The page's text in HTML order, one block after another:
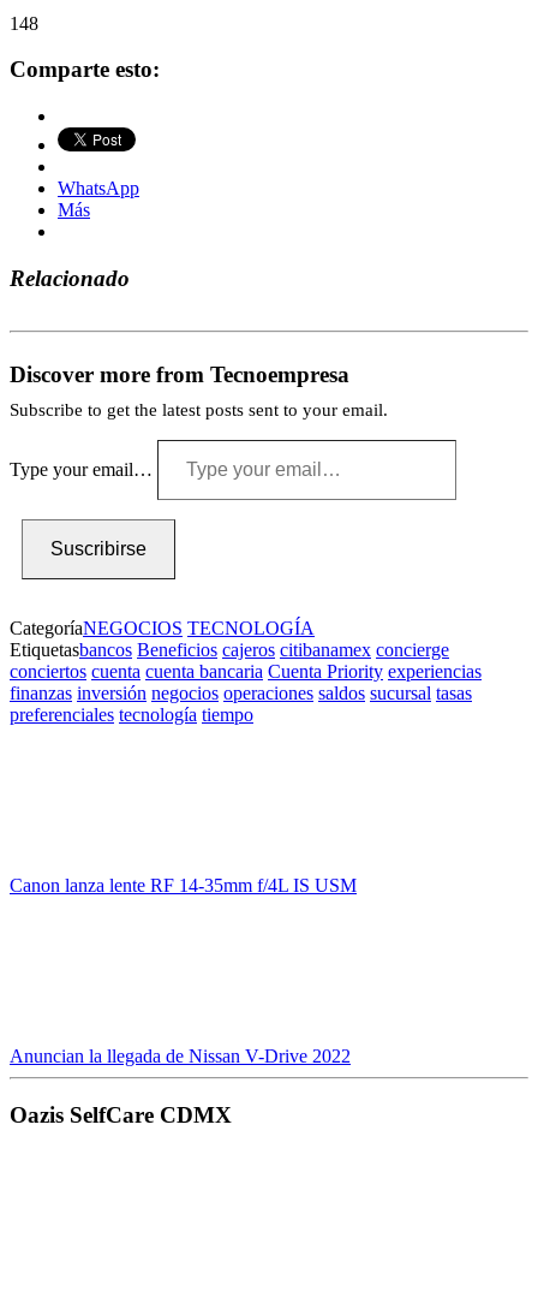
148
Comparte esto:
WhatsApp
Más
Relacionado
Discover more from Tecnoempresa
Subscribe to get the latest posts sent to your email.
Type your email…
Suscribirse
CategoríaNEGOCIOS TECNOLOGÍA
Etiquetasbancos Beneficios cajeros citibanamex concierge
conciertos cuenta cuenta bancaria Cuenta Priority experiencias
finanzas inversión negocios operaciones saldos sucursal tasas
preferenciales tecnología tiempo
Canon lanza lente RF 14-35mm f/4L IS USM
Anuncian la llegada de Nissan V-Drive 2022
Oazis SelfCare CDMX